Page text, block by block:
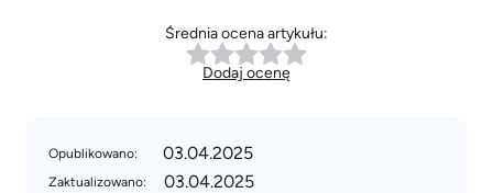
Średnia ocena artykułu:
Dodaj ocenę
Opublikowano: 03.04.2025
Zaktualizowano: 03.04.2025